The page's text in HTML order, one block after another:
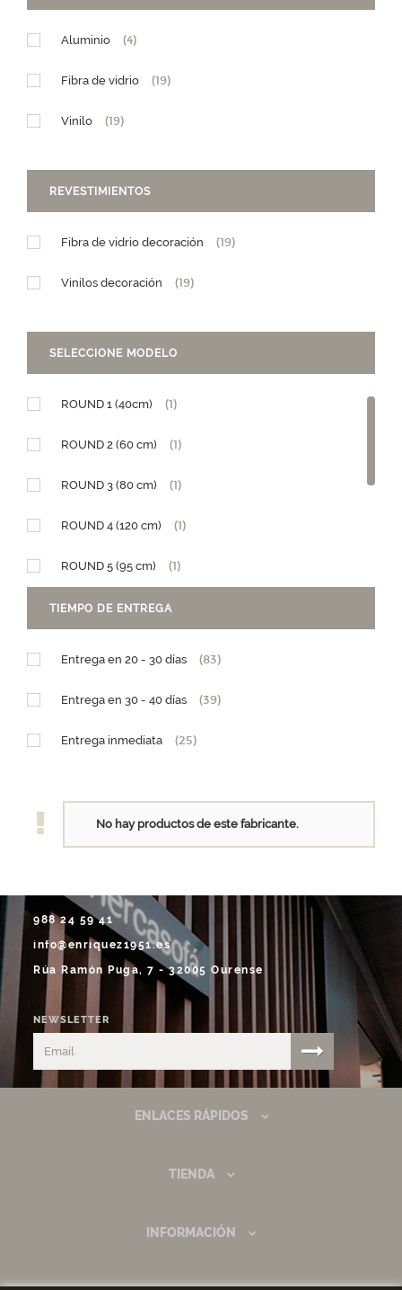
Aluminio (4)
Fibra de vidrio (19)
Vinilo (19)
REVESTIMIENTOS
Fibra de vidrio decoración (19)
Vinilos decoración (19)
SELECCIONE MODELO
ROUND 1 (40cm) (1)
ROUND 2 (60 cm) (1)
ROUND 3 (80 cm) (1)
ROUND 4 (120 cm) (1)
ROUND 5 (95 cm) (1)
Diseño Granja (1)
TIEMPO DE ENTREGA
Entrega en 20 - 30 días (83)
Entrega en 30 - 40 días (39)
Entrega inmediata (25)
No hay productos de este fabricante.
988 24 59 41
info@enriquez1951.es
Rúa Ramón Puga, 7 - 32005 Ourense
NEWSLETTER
ENLACES RÁPIDOS
TIENDA
INFORMACIÓN